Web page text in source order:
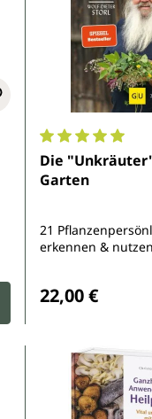
von 5 von 5 Sternen
Die
Garten
21
erkennen & nutzen
22,00 €